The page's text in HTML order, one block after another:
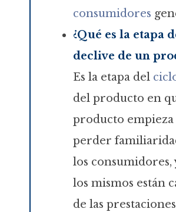
consumidores
¿Qué es la etapa
declive de un
Es la etapa del
del producto en
producto empieza
perder
los consumidores,
los mismos están
de las